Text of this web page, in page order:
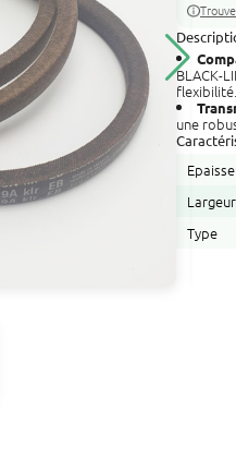
BLACK-
flexibilité.
une
Largeur
Type